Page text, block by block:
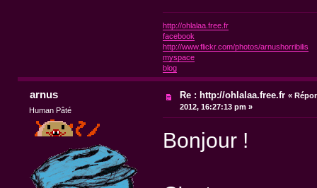
http://ohlalaa.free.fr
facebook
http://www.flickr.com/photos/arnushorribilis
myspace
blog
arnus
Human Pâté
Re : http://ohlalaa.free.fr «
2012, 16:27:13 pm »
Bonjour !